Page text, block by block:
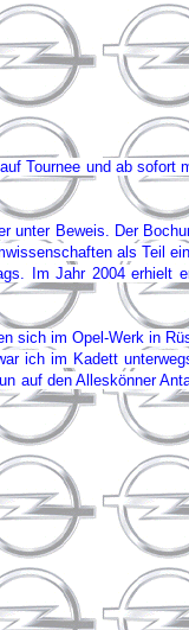
Tournee und ab sofort
unter Beweis. Der
als Teil
Im Jahr 2004 erhielt
sich im Opel-Werk in
ich im Kadett
auf den Alleskönner